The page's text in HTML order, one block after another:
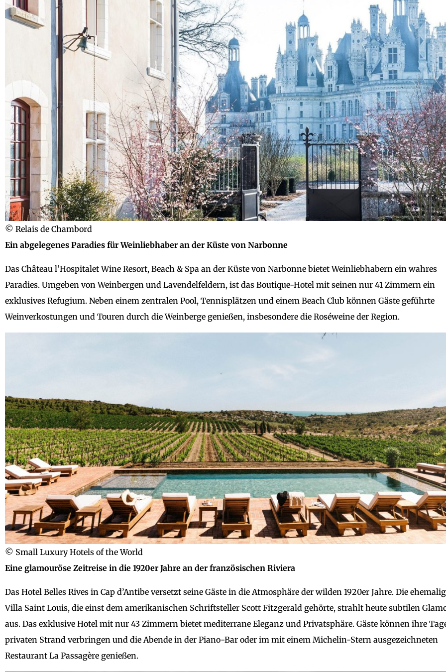
© Relais de Chambord
Ein abgelegenes Paradies für Weinliebhaber an der Küste von Narbonne
Das Château l’Hospitalet Wine Resort, Beach & Spa an der Küste von Narbonne bietet Weinliebhabern ein wahres
Paradies. Umgeben von Weinbergen und Lavendelfeldern, ist das Boutique-Hotel mit seinen nur 41 Zimmern ein
exklusives Refugium. Neben einem zentralen Pool, Tennisplätzen und einem Beach Club können Gäste geführte
Weinverkostungen und Touren durch die Weinberge genießen, insbesondere die Roséweine der Region.
© Small Luxury Hotels of the World
Eine glamouröse Zeitreise in die 1920er Jahre an der französischen Riviera
Das Hotel Belles Rives in Cap d’Antibe versetzt seine Gäste in die Atmosphäre der wilden 1920er Jahre. Die
Villa Saint Louis, die einst dem amerikanischen Schriftsteller Scott Fitzgerald gehörte, strahlt heute subtilen
aus. Das exklusive Hotel mit nur 43 Zimmern bietet mediterrane Eleganz und Privatsphäre. Gäste können ihre
privaten Strand verbringen und die Abende in der Piano-Bar oder im mit einem Michelin-Stern ausgezeichneten
Restaurant La Passagère genießen.